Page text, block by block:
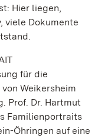
Hier liegen,
viele Dokumente
für die
Weikersheim
Prof. Dr. Hartmut
Familienportraits
Öhringen auf eine